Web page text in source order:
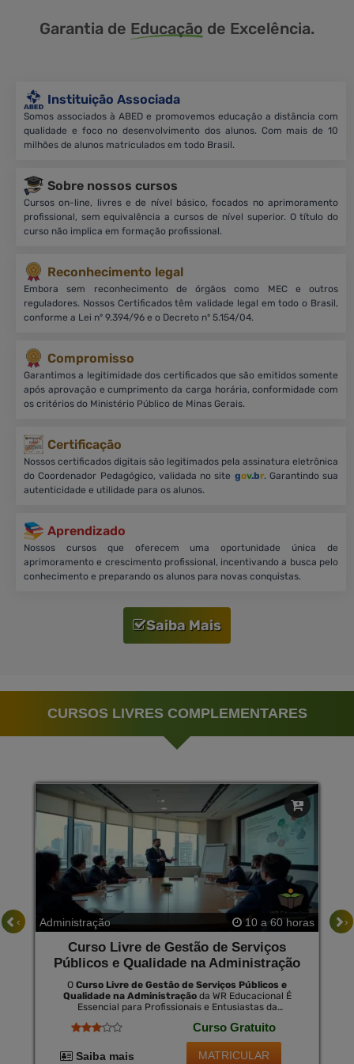
Garantia de Educação de Excelência.
Instituição Associada
Somos associados à ABED e promovemos educação a distância com
qualidade e foco no desenvolvimento dos alunos. Com mais de 10
milhões de alunos matriculados em todo Brasil.
Sobre nossos cursos
Cursos on-line, livres e de nível básico, focados no aprimoramento
profissional, sem equivalência a cursos de nível superior. O título do
curso não implica em formação profissional.
Reconhecimento legal
Embora sem reconhecimento de órgãos como MEC e outros
reguladores. Nossos Certificados têm validade legal em todo o Brasil,
conforme a Lei nº 9.394/96 e o Decreto nº 5.154/04.
Compromisso
Garantimos a legitimidade dos certificados que são emitidos somente
após aprovação e cumprimento da carga horária, conformidade com
os critérios do Ministério Público de Minas Gerais.
Certificação
Nossos certificados digitais são legitimados pela assinatura eletrônica
do Coordenador Pedagógico, validada no site gov.br. Garantindo sua
autenticidade e utilidade para os alunos.
Aprendizado
Nossos cursos que oferecem uma oportunidade única de
aprimoramento e crescimento profissional, incentivando a busca pelo
conhecimento e preparando os alunos para novas conquistas.
Saiba Mais
CURSOS LIVRES COMPLEMENTARES
Administração 10 a 60 horas
Curso Livre de Gestão de Serviços
Públicos e Qualidade na Administração
O Curso Livre de Gestão de Serviços Públicos e
Qualidade na Administraçãoda WR Educacional É
Essencial para Profissionais e Entusiastas da
Competências em Liderança e Gestão de Qualidade.
Este Curso Oferece Uma Análise Aprofundada das
Práticas Administrativas e Estratégias para Otimizar o
Curso Gratuito
Saiba mais MATRICULAR
‹ ›